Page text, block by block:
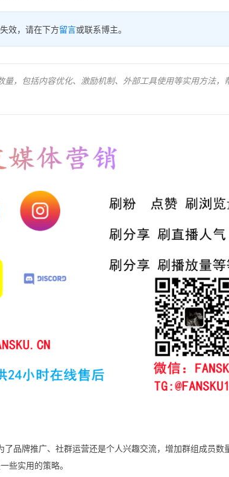
效，请在下方留言或联系博主。
，包括内容优化、激励机制、外部工具使用等实用方法，
品牌推广、社群运营还是个人兴趣交流，增加群组成员数
些实用的策略。